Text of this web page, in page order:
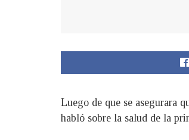
Luego de que se asegurara
habló sobre la salud de la